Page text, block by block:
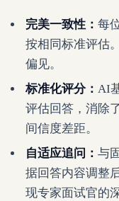
完美一致性： 每
按相同标准评估
偏见。
标准化评分： AI
评估回答，消除
间信度差距。
自适应追问： 与
据回答内容调整
现专家面试官的